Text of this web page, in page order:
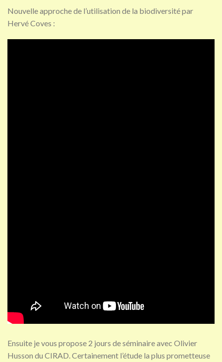
Nouvelle approche de l’utilisation de la biodiversité par
Hervé Coves :
Ensuite je vous propose 2 jours de séminaire avec Olivier
Husson du CIRAD. Certainement l’étude la plus prometteuse